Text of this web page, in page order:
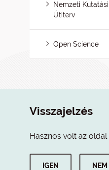
Nemzeti
Útiterv
Open Science
Visszajelzés
Hasznos volt az
IGEN NEM